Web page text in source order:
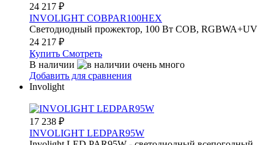
24 217 ₽
INVOLIGHT COBPAR100HEX
Светодиодный прожектор, 100 Вт COB, RGBWA+UV
24 217 ₽
Купить Смотреть
В наличии
Добавить для сравнения
Involight
17 238 ₽
INVOLIGHT LEDPAR95W